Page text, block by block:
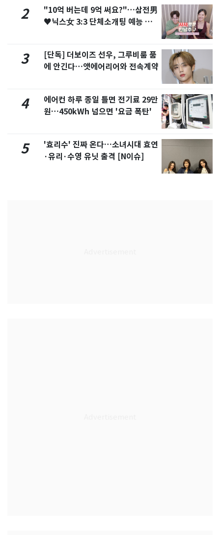
2
"10억 버는데 9억 써요?"…삼전男
♥닉스女 3:3 단체소개팅 예능 화
3
[단독] 더보이즈 선우, 그루비룸 품
에 안긴다…앳에어리어와 전속계약
4
에어컨 하루 종일 틀면 전기료 29만
원…450kWh 넘으면 '요금 폭탄'
5
'효리수' 진짜 온다…소녀시대 효연
·유리·수영 유닛 출격 [N이슈]